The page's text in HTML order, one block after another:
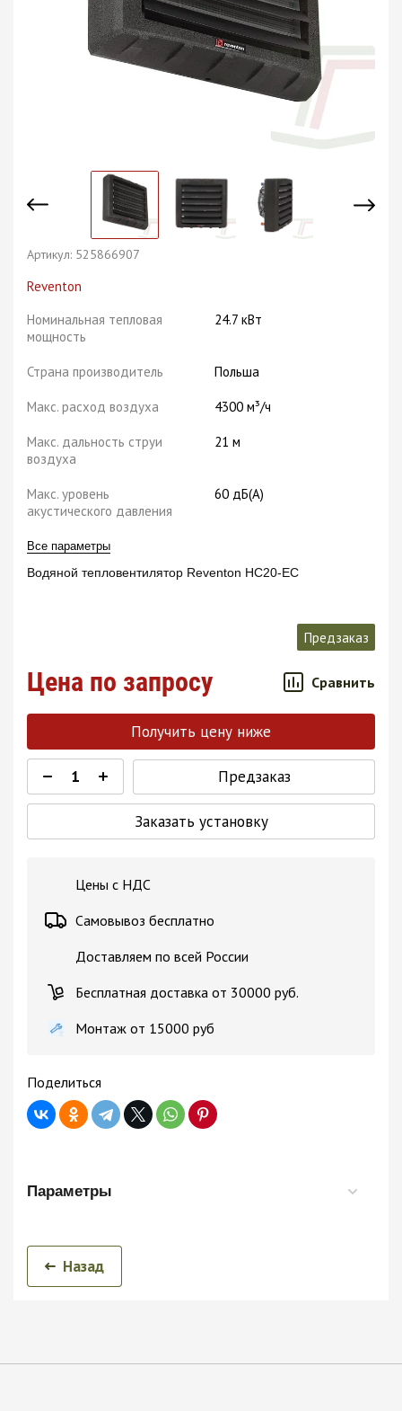
Артикул: 525866907
Reventon
Номинальная тепловая
мощность
24.7 кВт
Страна производитель Польша
Макс. расход воздуха 4300 м³/ч
Макс. дальность струи
воздуха
21 м
Макс. уровень
акустического давления
60 дБ(A)
Все параметры
Водяной тепловентилятор Reventon HC20-EC
Предзаказ
Цена по запросу Сравнить
Получить цену ниже
Предзаказ
Заказать установку
Цены с НДС
Самовывоз бесплатно
Доставляем по всей России
Бесплатная доставка от 30000 руб.
Монтаж от 15000 руб
Поделиться
Параметры
Назад